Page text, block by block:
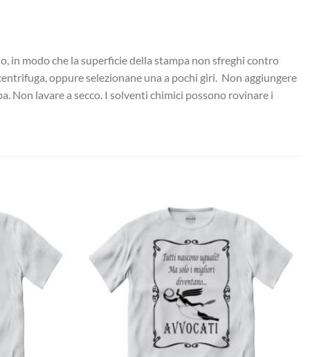
in modo che la superficie della stampa non sfreghi contro
oppure selezionane una a pochi giri. Non aggiungere
Non lavare a secco. I solventi chimici possono rovinare i